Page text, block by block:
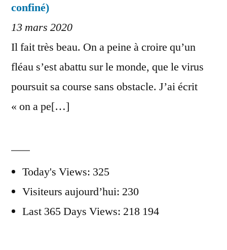
confiné)
13 mars 2020
Il fait très beau. On a peine à croire qu’un
fléau s’est abattu sur le monde, que le virus
poursuit sa course sans obstacle. J’ai écrit
« on a pe[…]
Today's Views: 325
Visiteurs aujourd’hui: 230
Last 365 Days Views: 218 194